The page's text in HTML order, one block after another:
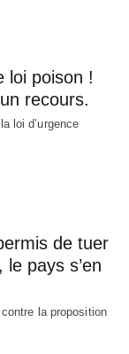
loi poison !
recours.
loi d’urgence
de tuer
pays s’en
la proposition